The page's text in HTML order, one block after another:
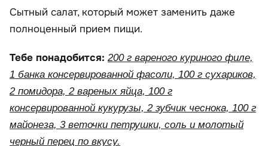
Сытный салат, который может заменить даже
полноценный прием пищи.
Тебе понадобится: 200 г вареного куриного филе,
1 банка консервированной фасоли, 100 г сухариков,
2 помидора, 2 вареных яйца, 100 г
консервированной кукурузы, 2 зубчик чеснока, 100 г
майонеза, 3 веточки петрушки, соль и молотый
черный перец по вкусу.